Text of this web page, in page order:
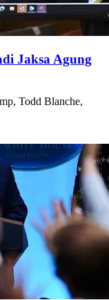
Jaksa Agung
Todd Blanche,